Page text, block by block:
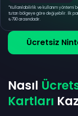
Ücretsiz
*Kullanılabilirlik ve kullanım yöntemi
tutarı bölgeye göre değişebilir. İlk
₺790 arasındadır.
Nasıl
Kartları